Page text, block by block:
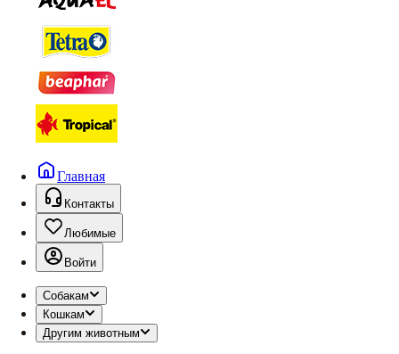
Главная
Контакты
Любимые
Войти
Собакам
Кошкам
Другим животным